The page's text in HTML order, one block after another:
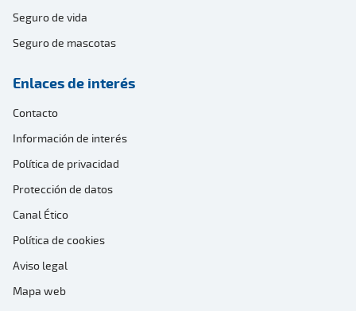
Seguro de vida
Seguro de mascotas
Enlaces de interés
Contacto
Información de interés
Política de privacidad
Protección de datos
Canal Ético
Política de cookies
Aviso legal
Mapa web